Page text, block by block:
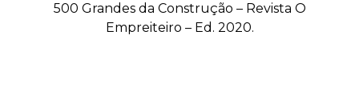
500 Grandes da Construção – Revista O
Empreiteiro – Ed. 2020.